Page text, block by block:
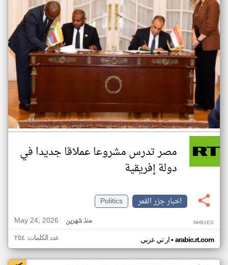
مصر تدرس مشروعا عملاقا جديدا في
دولة إفريقية
اخبار جزر القمر
Politics
May 24, 2026
منذ شهرين NH91ES
ار تي عربي• arabic.rt.com عدد الكلمات: ٢٥٤